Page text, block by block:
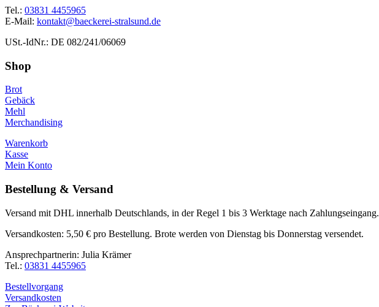
Tel.: 03831 4455965
E-Mail: kontakt@baeckerei-stralsund.de
USt.-IdNr.: DE 082/241/06069
Shop
Brot
Gebäck
Mehl
Merchandising
Warenkorb
Kasse
Mein Konto
Bestellung & Versand
Versand mit DHL innerhalb Deutschlands, in der Regel 1 bis 3 Werktage nach Zahlungseingang.
Versandkosten: 5,50 € pro Bestellung. Brote werden von Dienstag bis Donnerstag versendet.
Ansprechpartnerin: Julia Krämer
Tel.: 03831 4455965
Bestellvorgang
Versandkosten